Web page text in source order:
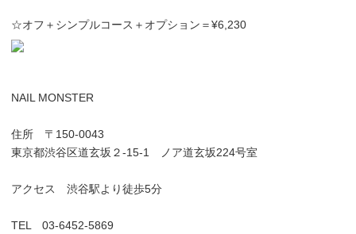
☆オフ＋シンプルコース＋オプション＝¥6,230
NAIL MONSTER
住所 〒150-0043
東京都渋谷区道玄坂２-15-1 ノア道玄坂224号室
アクセス 渋谷駅より徒歩5分
TEL 03-6452-5869